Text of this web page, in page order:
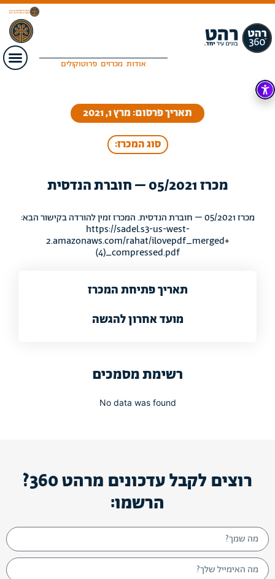
אודות מכרזים פרוטוקולים
תאריך פרסום: מרץ 1, 2021
סוג המכרז:
מכרז 05/2021 – חוברת הנדסית
מכרז 05/2021 – חוברת הנדסית. המכרז זמין להורדה בקישור הבא:
https://sadel.s3-us-west-
2.amazonaws.com/rahat/ilovepdf_merged+
(4)_compressed.pdf
תאריך פתיחת המכרז
מועד אחרון להגשה
רשימת מסמכים
No data was found
רוצים לקבל עדכונים מרהט 360?
הרשמו: